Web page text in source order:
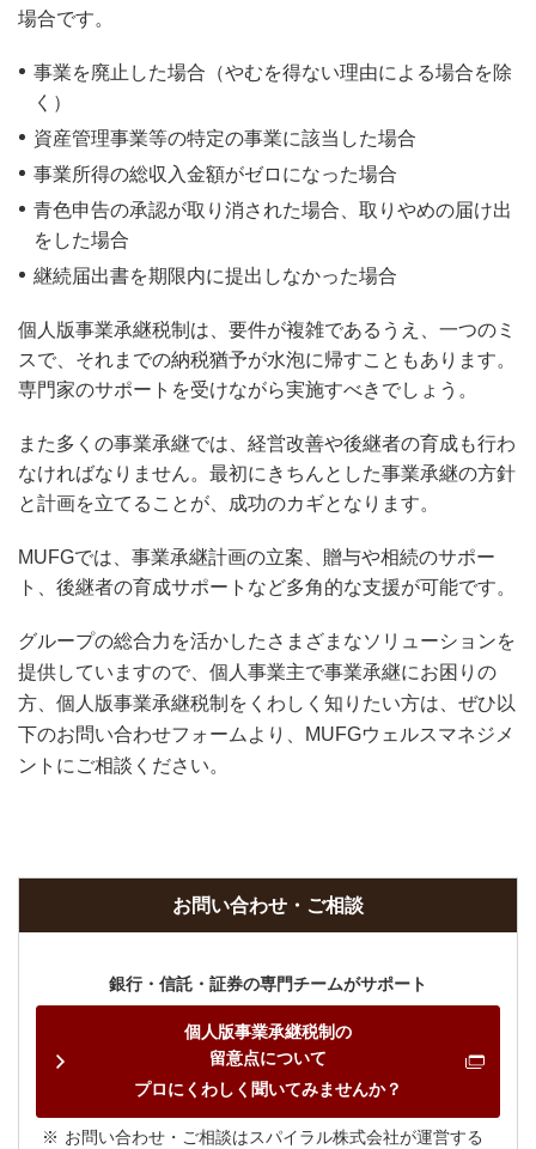
場合です。
事業を廃止した場合（やむを得ない理由による場合を除
く）
資産管理事業等の特定の事業に該当した場合
事業所得の総収入金額がゼロになった場合
青色申告の承認が取り消された場合、取りやめの届け出
をした場合
継続届出書を期限内に提出しなかった場合
個人版事業承継税制は、要件が複雑であるうえ、一つのミ
スで、それまでの納税猶予が水泡に帰すこともあります。
専門家のサポートを受けながら実施すべきでしょう。
また多くの事業承継では、経営改善や後継者の育成も行わ
なければなりません。最初にきちんとした事業承継の方針
と計画を立てることが、成功のカギとなります。
MUFGでは、事業承継計画の立案、贈与や相続のサポー
ト、後継者の育成サポートなど多角的な支援が可能です。
グループの総合力を活かしたさまざまなソリューションを
提供していますので、個人事業主で事業承継にお困りの
方、個人版事業承継税制をくわしく知りたい方は、ぜひ以
下のお問い合わせフォームより、MUFGウェルスマネジメ
ントにご相談ください。
お問い合わせ・ご相談
銀行・信託・証券の専門チームがサポート
個人版事業承継税制の
留意点について
プロにくわしく聞いてみませんか？
お問い合わせ・ご相談はスパイラル株式会社が運営する